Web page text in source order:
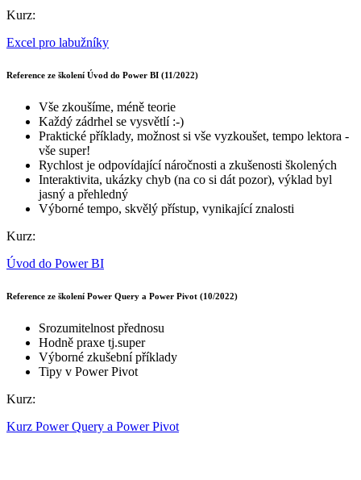
Kurz:
Excel pro labužníky
Reference ze školení Úvod do Power BI (11/2022)
Vše zkoušíme, méně teorie
Každý zádrhel se vysvětlí :-)
Praktické příklady, možnost si vše vyzkoušet, tempo lektora -
vše super!
Rychlost je odpovídající náročnosti a zkušenosti školených
Interaktivita, ukázky chyb (na co si dát pozor), výklad byl
jasný a přehledný
Výborné tempo, skvělý přístup, vynikající znalosti
Kurz:
Úvod do Power BI
Reference ze školení Power Query a Power Pivot (10/2022)
Srozumitelnost přednosu
Hodně praxe tj.super
Výborné zkušební příklady
Tipy v Power Pivot
Kurz:
Kurz Power Query a Power Pivot